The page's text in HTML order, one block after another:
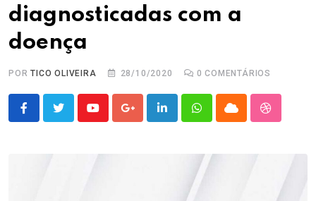
diagnosticadas com a
doença
PORTICO OLIVEIRA 28/10/2020 0 COMENTÁRIOS
YoutubeGoogle+LinkedInWhatsappCloud